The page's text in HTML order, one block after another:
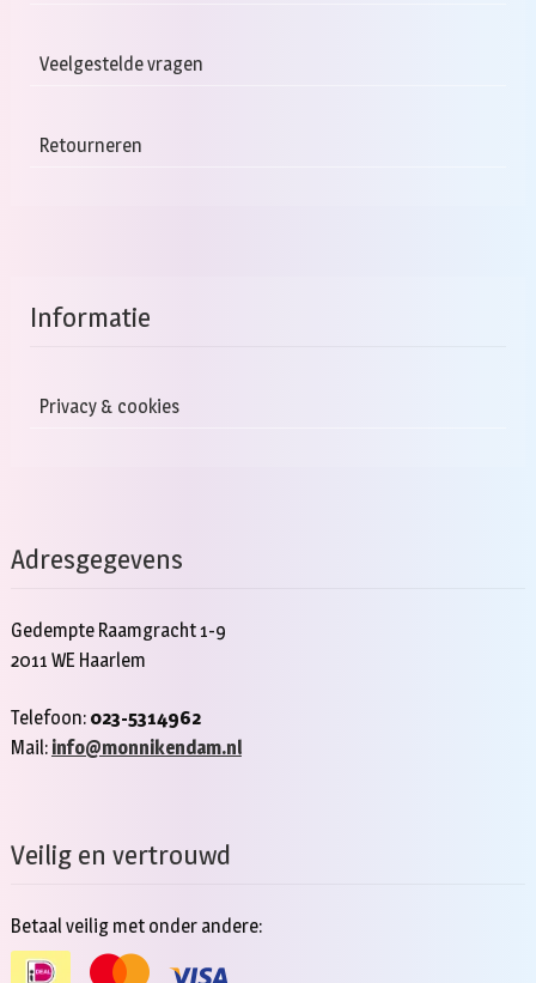
Veelgestelde vragen
Retourneren
Informatie
Privacy & cookies
Adresgegevens
Gedempte Raamgracht 1-9
2011 WE Haarlem
Telefoon: 023-5314962
Mail: info@monnikendam.nl
Veilig en vertrouwd
Betaal veilig met onder andere: